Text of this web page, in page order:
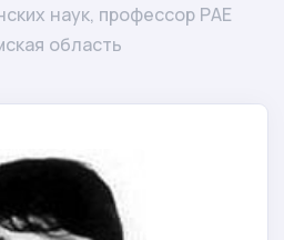
наук, профессор РАЕ
область